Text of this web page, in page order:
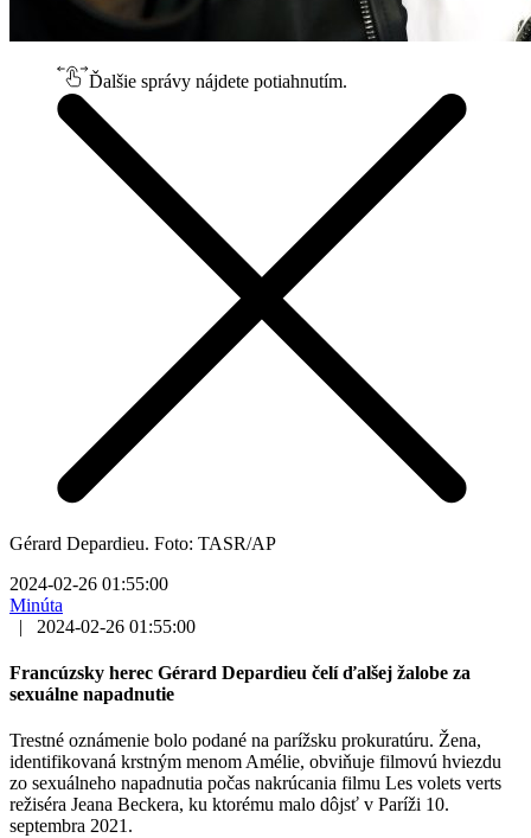
Ďalšie správy nájdete potiahnutím.
Gérard Depardieu. Foto: TASR/AP
2024-02-26 01:55:00
Minúta
|
2024-02-26 01:55:00
Francúzsky herec Gérard Depardieu čelí ďalšej žalobe za
sexuálne napadnutie
Trestné oznámenie bolo podané na parížsku prokuratúru. Žena,
identifikovaná krstným menom Amélie, obviňuje filmovú hviezdu
zo sexuálneho napadnutia počas nakrúcania filmu Les volets verts
režiséra Jeana Beckera, ku ktorému malo dôjsť v Paríži 10.
septembra 2021.